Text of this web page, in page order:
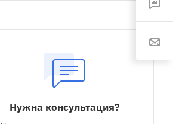
Нужна консультация?